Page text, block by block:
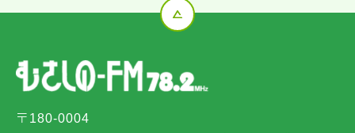
〒180-0004